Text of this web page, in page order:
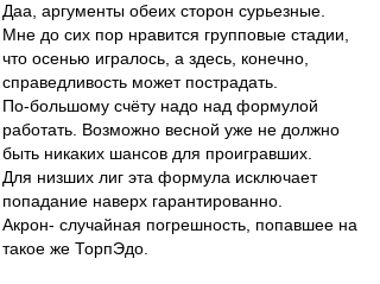
Даа, аргументы обеих сторон сурьезные.
Мне до сих пор нравится групповые стадии,
что осенью игралось, а здесь, конечно,
справедливость может пострадать.
По-большому счёту надо над формулой
работать. Возможно весной уже не должно
быть никаких шансов для проигравших.
Для низших лиг эта формула исключает
попадание наверх гарантированно.
Акрон- случайная погрешность, попавшее на
такое же ТорпЭдо.